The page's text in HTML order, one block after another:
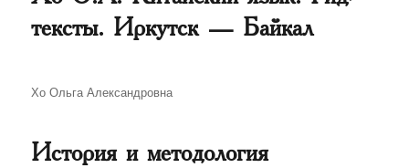
тексты. Иркутск — Байкал
Автор
Хо Ольга Александровна
История и методология